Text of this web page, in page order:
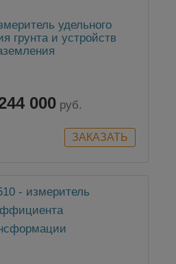
удельного
грунта и устройств
000 руб.